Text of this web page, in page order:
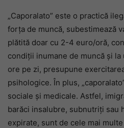
„Caporalato” este o practică
forța de muncă, subestimează
plătită doar cu 2-4 euro/oră,
condiții inumane de muncă și la
ore pe zi, presupune
psihologice. În plus,
sociale și medicale. Astfel,
barăci insalubre, subnutriți sau
expirate, sunt de cele mai